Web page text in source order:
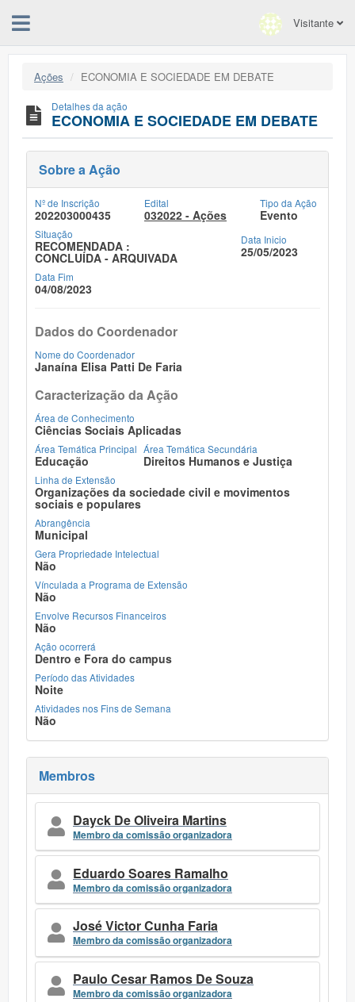
Visitante
Ações ECONOMIA E SOCIEDADE EM DEBATE
Detalhes da ação
ECONOMIA E SOCIEDADE EM DEBATE
Sobre a Ação
Nº de Inscrição
202203000435
Edital
032022 - Ações
Tipo da Ação
Evento
Situação
RECOMENDADA :
CONCLUÍDA - ARQUIVADA
Data Inicio
25/05/2023
Data Fim
04/08/2023
Dados do Coordenador
Nome do Coordenador
Janaína Elisa Patti De Faria
Caracterização da Ação
Área de Conhecimento
Ciências Sociais Aplicadas
Área Temática Principal
Educação
Área Temática Secundária
Direitos Humanos e Justiça
Linha de Extensão
Organizações da sociedade civil e movimentos
sociais e populares
Abrangência
Municipal
Gera Propriedade Intelectual
Não
Vínculada a Programa de Extensão
Não
Envolve Recursos Financeiros
Não
Ação ocorrerá
Dentro e Fora do campus
Período das Atividades
Noite
Atividades nos Fins de Semana
Não
Membros
Dayck De Oliveira Martins
Membro da comissão organizadora
Eduardo Soares Ramalho
Membro da comissão organizadora
José Victor Cunha Faria
Membro da comissão organizadora
Paulo Cesar Ramos De Souza
Membro da comissão organizadora